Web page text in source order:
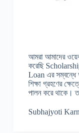
আমরা আমাদের
করেছি
Loan এর সম্বন্ধে
শিক্ষা গ্রহণের
পালন করে থাকে।
Subhajyoti